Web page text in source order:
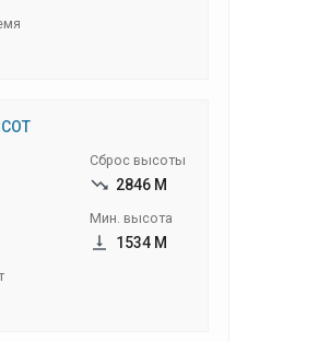
Сброс высоты
2846 М
Мин. высота
1534 М